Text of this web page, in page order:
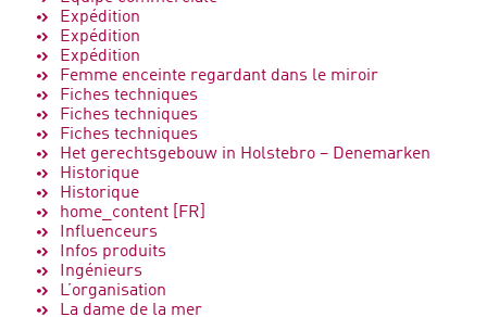
Expédition
Expédition
Expédition
Femme enceinte regardant dans le miroir
Fiches techniques
Fiches techniques
Fiches techniques
Het gerechtsgebouw in Holstebro – Denemarken
Historique
Historique
home_content [FR]
Influenceurs
Infos produits
Ingénieurs
L’organisation
La dame de la mer